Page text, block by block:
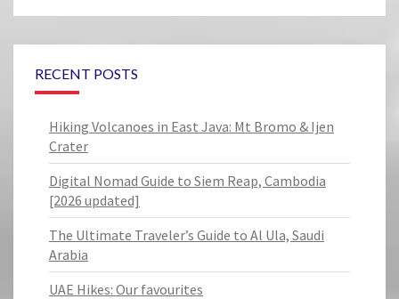
RECENT POSTS
Hiking Volcanoes in East Java: Mt Bromo & Ijen
Crater
Digital Nomad Guide to Siem Reap, Cambodia
[2026 updated]
The Ultimate Traveler’s Guide to Al Ula, Saudi
Arabia
UAE Hikes: Our favourites